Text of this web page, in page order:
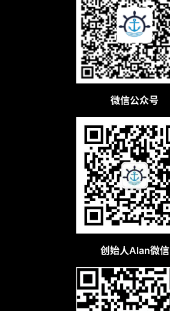
微信公众号
创始人Alan微信